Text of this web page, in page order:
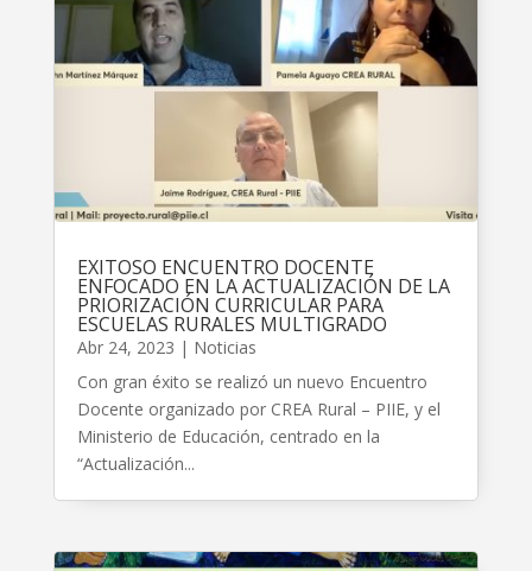
EXITOSO ENCUENTRO DOCENTE
ENFOCADO EN LA ACTUALIZACIÓN DE LA
PRIORIZACIÓN CURRICULAR PARA
ESCUELAS RURALES MULTIGRADO
Abr 24, 2023 | Noticias
Con gran éxito se realizó un nuevo Encuentro
Docente organizado por CREA Rural – PIIE, y el
Ministerio de Educación, centrado en la
“Actualización...